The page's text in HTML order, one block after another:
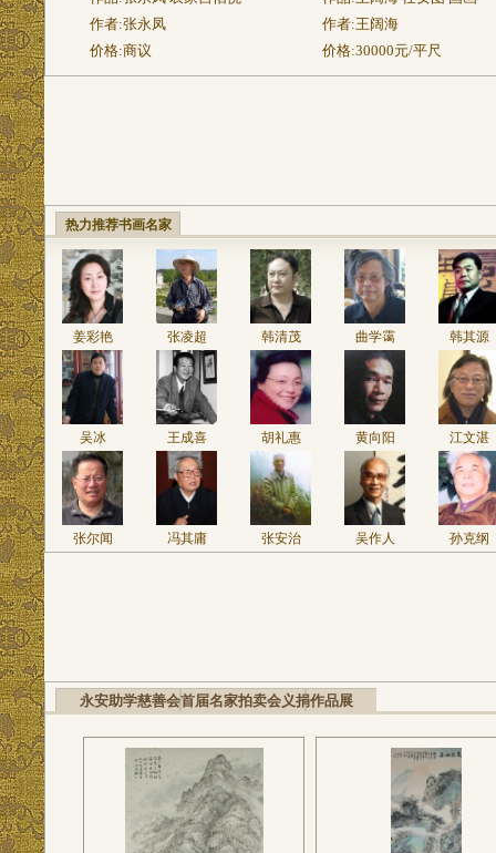
作者:张永凤
价格:商议
作者:王阔海
价格:30000元/平尺
热力推荐书画名家
姜彩艳 张凌超 韩清茂 曲学霭 韩其源
吴冰 王成喜 胡礼惠 黄向阳 江文湛
张尔闻 冯其庸 张安治 吴作人 孙克纲
永安助学慈善会首届名家拍卖会义捐作品展